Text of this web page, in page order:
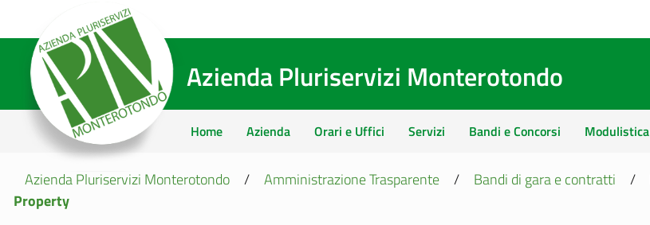
Azienda Pluriservizi Monterotondo
Home Azienda Orari e Uffici Servizi Bandi e Concorsi Modulistica
Azienda Pluriservizi Monterotondo / Amministrazione Trasparente / Bandi di gara e contratti /
Property